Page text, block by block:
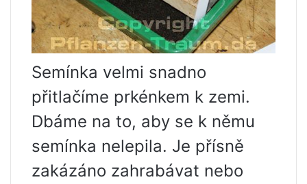
Semínka velmi snadno
přitlačíme prkénkem k zemi.
Dbáme na to, aby se k němu
semínka nelepila. Je přísně
zakázáno zahrabávat nebo